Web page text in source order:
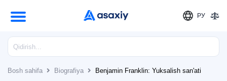
РУ
Bosh sahifa Biografiya Benjamin Franklin: Yuksalish san'ati